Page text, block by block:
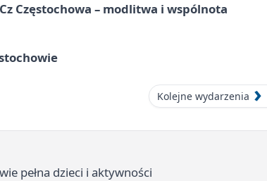
Częstochowa – modlitwa i wspólnota
Kolejne wydarzenia
pełna dzieci i aktywności